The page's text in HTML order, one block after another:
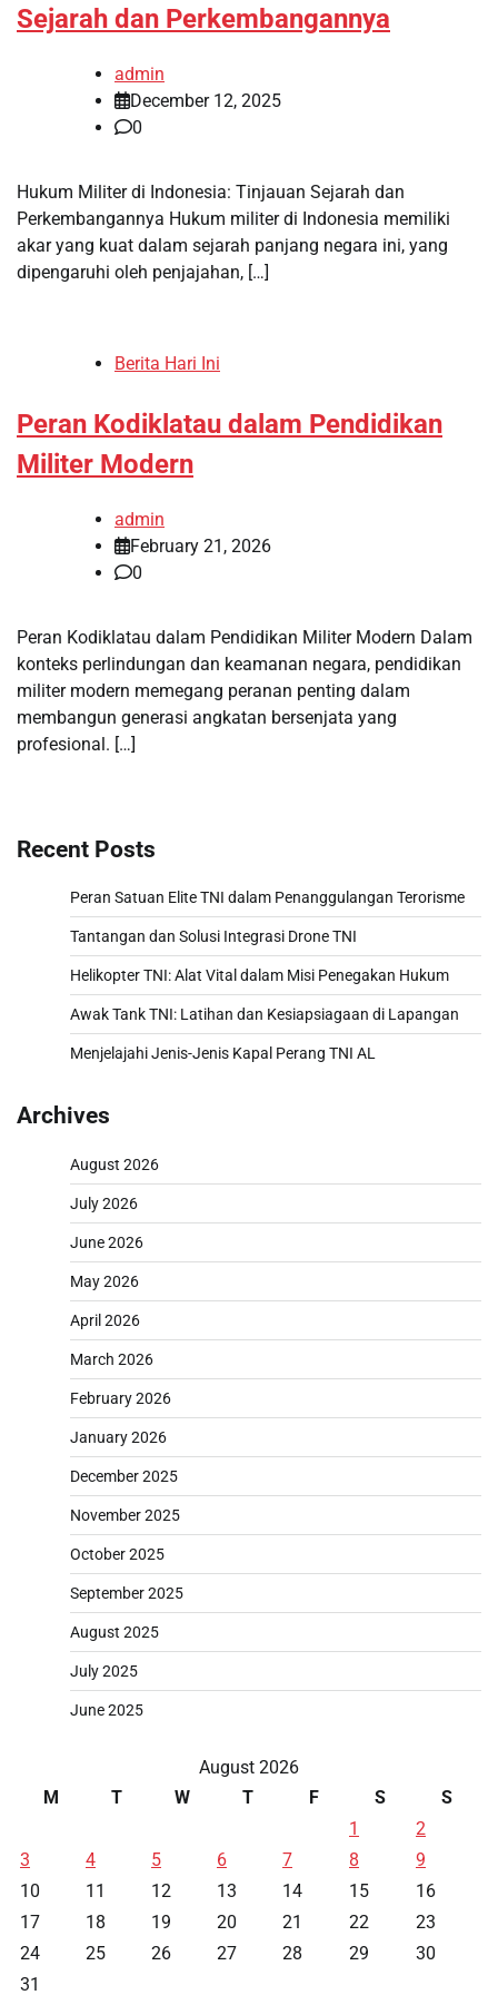
Sejarah dan Perkembangannya
admin
December 12, 2025
0
Hukum Militer di Indonesia: Tinjauan Sejarah dan
Perkembangannya Hukum militer di Indonesia memiliki
akar yang kuat dalam sejarah panjang negara ini, yang
dipengaruhi oleh penjajahan, […]
Berita Hari Ini
Peran Kodiklatau dalam Pendidikan
Militer Modern
admin
February 21, 2026
0
Peran Kodiklatau dalam Pendidikan Militer Modern Dalam
konteks perlindungan dan keamanan negara, pendidikan
militer modern memegang peranan penting dalam
membangun generasi angkatan bersenjata yang
profesional. […]
Recent Posts
Peran Satuan Elite TNI dalam Penanggulangan Terorisme
Tantangan dan Solusi Integrasi Drone TNI
Helikopter TNI: Alat Vital dalam Misi Penegakan Hukum
Awak Tank TNI: Latihan dan Kesiapsiagaan di Lapangan
Menjelajahi Jenis-Jenis Kapal Perang TNI AL
Archives
August 2026
July 2026
June 2026
May 2026
April 2026
March 2026
February 2026
January 2026
December 2025
November 2025
October 2025
September 2025
August 2025
July 2025
June 2025
August 2026
M
T W T F S
S
1
2
3
4 5 6 7 8
9
10
11 12 13 14 15
16
17
18 19 20 21 22
23
24
25 26 27 28 29
30
31